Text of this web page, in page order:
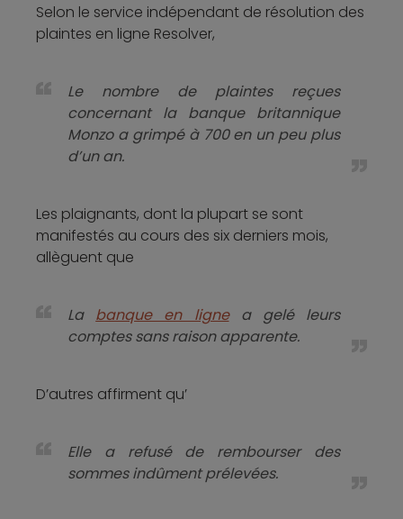
Selon le service indépendant de résolution des
plaintes en ligne Resolver,
Le nombre de plaintes reçues
concernant la banque britannique
Monzo a grimpé à 700 en un peu plus
d’un an.
Les plaignants, dont la plupart se sont
manifestés au cours des six derniers mois,
allèguent que
La banque en lignea gelé leurs
comptes sans raison apparente.
D’autres affirment qu’
Elle a refusé de rembourser des
sommes indûment prélevées.